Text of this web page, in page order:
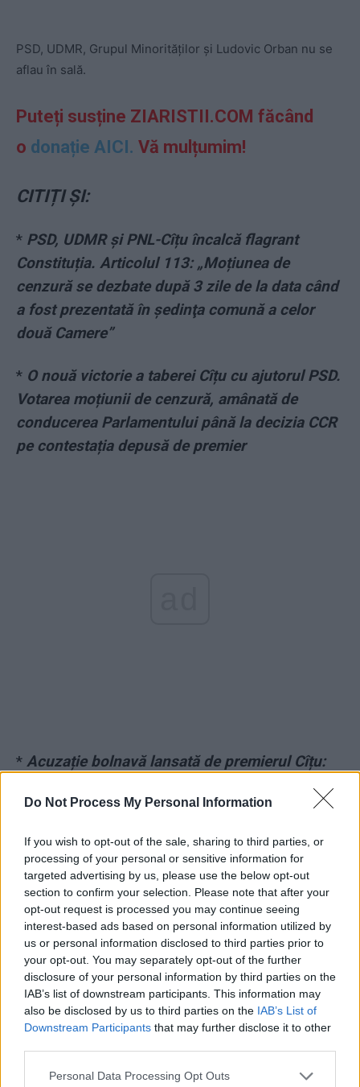
Do Not Process My Personal Information
If you wish to opt-out of the sale, sharing to third parties, or
processing of your personal or sensitive information for
targeted advertising by us, please use the below opt-out
section to confirm your selection. Please note that after your
opt-out request is processed you may continue seeing
interest-based ads based on personal information utilized by
us or personal information disclosed to third parties prior to
your opt-out. You may separately opt-out of the further
disclosure of your personal information by third parties on the
IAB’s list of downstream participants. This information may
also be disclosed by us to third parties on the IAB’s List of
Downstream Participants that may further disclose it to other
Personal Data Processing Opt Outs
PSD, UDMR, Grupul Minorităților și Ludovic Orban nu se
aflau în sală.
Puteți susține ZIARISTII.COM făcând
o donație AICI. Vă mulțumim!
CITIȚI ȘI:
* PSD, UDMR și PNL-Cîțu încalcă flagrant
Constituția. Articolul 113: „Moțiunea de
cenzură se dezbate după 3 zile de la data când
a fost prezentată în şedinţa comună a celor
două Camere”
* O nouă victorie a taberei Cîțu cu ajutorul PSD.
Votarea moțiunii de cenzură, amânată de
conducerea Parlamentului până la decizia CCR
pe contestația depusă de premier
* Acuzație bolnavă lansată de premierul Cîțu:
„Dacă AUR a negociat cu USR-PLUS ca această
campanie de vaccinare să fie încetinită?!“
*Ofensiva anti-USR-PLUS a lui Cîțu: la o zi
după ce i-a dat afară secretarii de stat, i-a
demis și prefecții, și subprefecții
*5 erori majore care au dus la criza politică.
Autorii lor: Iohannis, Cîțu, Stelian Ion, PNL,
USR-PLUS. Analiza unui fost președinte al PNL
*Revoltă în PNL: 32 de parlamentari pro-Orban
îi cer lui Cîțu să nu facă înțelegeri cu PSD